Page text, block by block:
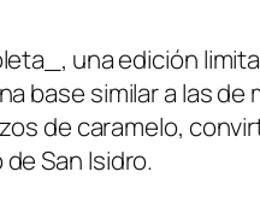
una edición
base similar a las
de caramelo,
San Isidro.